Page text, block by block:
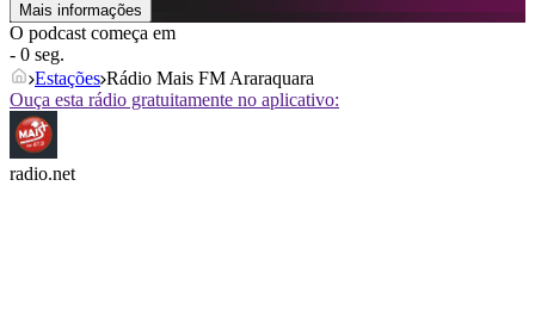
Mais informações
O podcast começa em
- 0 seg.
Estações Rádio Mais FM Araraquara
Ouça esta rádio gratuitamente no aplicativo:
radio.net